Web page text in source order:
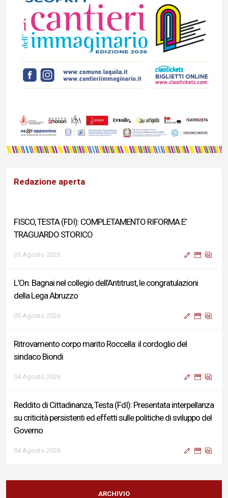
Redazione aperta
FISCO, TESTA (FDI): COMPLETAMENTO RIFORMA E’
TRAGUARDO STORICO
05 Agosto 2026
L’On. Bagnai nel collegio dell’Antitrust, le congratulazioni
della Lega Abruzzo
05 Agosto 2026
Ritrovamento corpo marito Roccella: il cordoglio del
sindaco Biondi
04 Agosto 2026
Reddito di Cittadinanza, Testa (FdI): Presentata interpellanza
su criticità persistenti ed effetti sulle politiche di sviluppo del
Governo
04 Agosto 2026
Sigismondi, Liris e Testa: “Profondo cordoglio e vicinanza al
Ministro Roccella e alla sua famiglia”
ARCHIVIO